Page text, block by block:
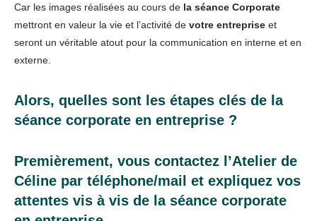
Car les images réalisées au cours de la séance Corporate
mettront en valeur la vie et l’activité de votre entreprise et
seront un véritable atout pour la communication en interne et en
externe.
Alors, quelles sont les étapes clés de la
séance corporate en entreprise ?
Premièrement, vous contactez l’Atelier de
Céline par téléphone/mail et expliquez vos
attentes vis à vis de la séance corporate